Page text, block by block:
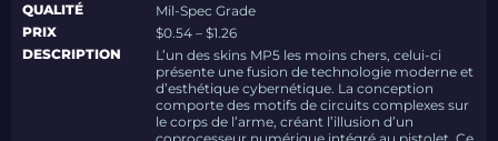
QUALITÉ
Mil-Spec Grade
PRIX
$0.54 – $1.26
DESCRIPTION
L’un des skins MP5 les moins chers, celui-ci
présente une fusion de technologie moderne et
d’esthétique cybernétique. La conception
comporte des motifs de circuits complexes sur
le corps de l’arme, créant l’illusion d’un